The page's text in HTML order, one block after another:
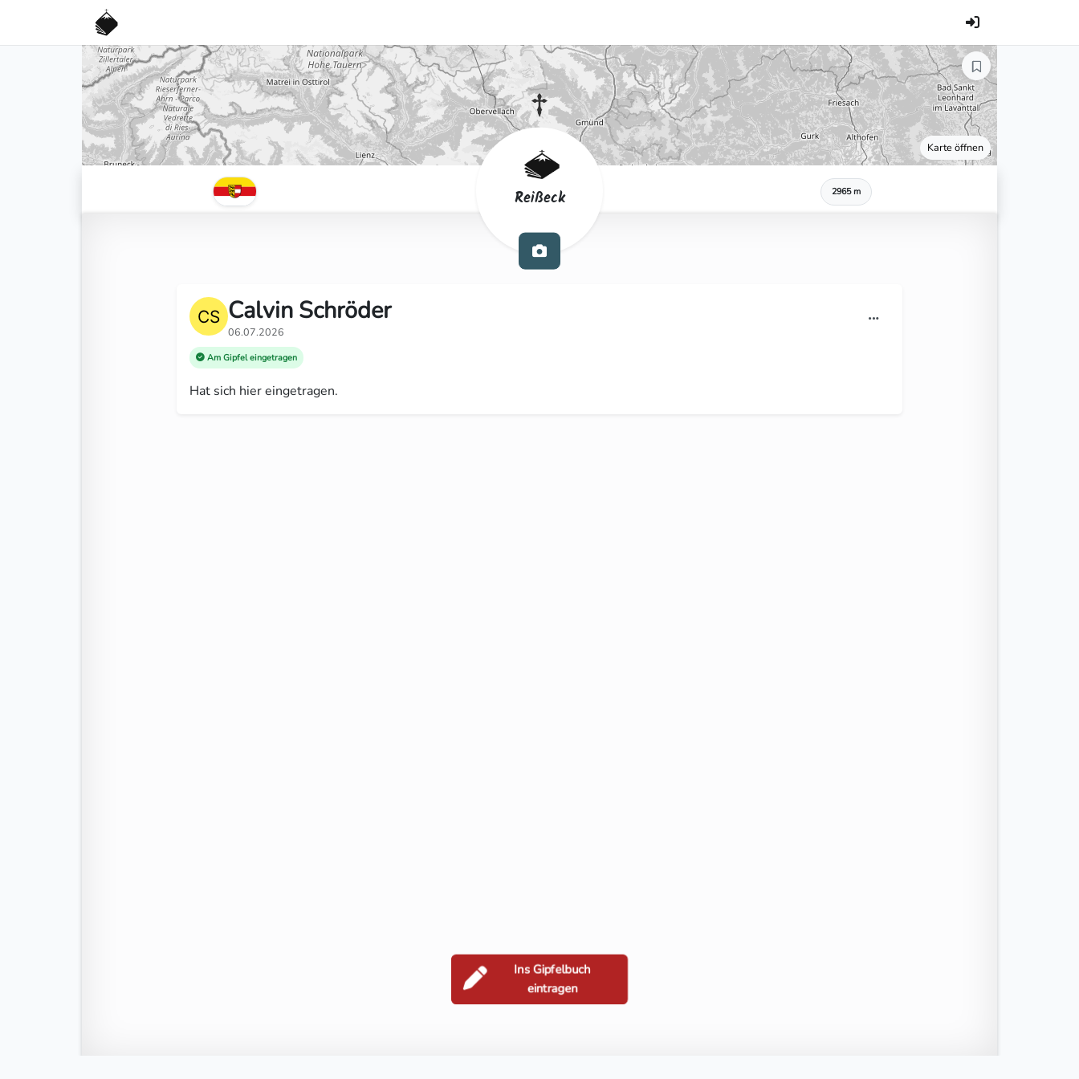
Karte öffnen
Reißeck 2965 m
Calvin Schröder
06.07.2026
Am Gipfel eingetragen
Hat sich hier eingetragen.
Ins Gipfelbuch
eintragen